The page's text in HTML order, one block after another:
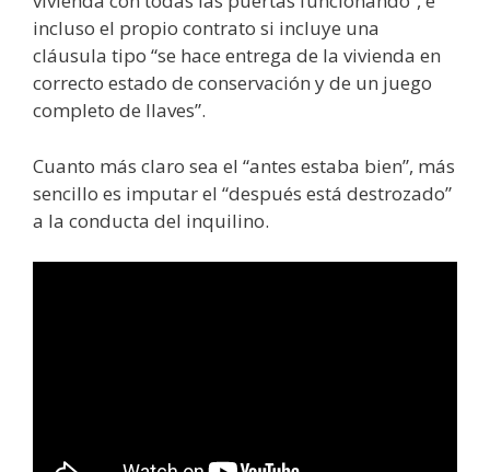
incluso el propio contrato si incluye una
cláusula tipo “se hace entrega de la vivienda en
correcto estado de conservación y de un juego
completo de llaves”.
Cuanto más claro sea el “antes estaba bien”, más
sencillo es imputar el “después está destrozado”
a la conducta del inquilino.